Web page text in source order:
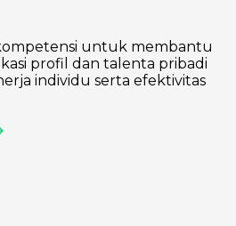
untuk membantu
profil dan talenta pribadi
individu serta efektivitas